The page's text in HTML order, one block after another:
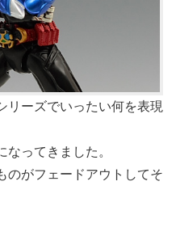
リーズでいったい何を表現
ってきました。
のがフェードアウトしてそ